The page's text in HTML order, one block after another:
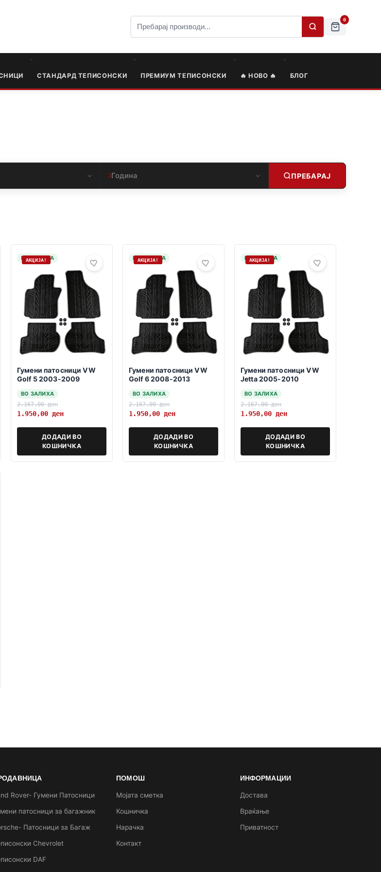
0
СТАНДАРД ТЕПИСОНСКИ ПРЕМИУМ ТЕПИСОНСКИ 🔥 НОВО 🔥 БЛОГ
3Година ПРЕБАРАЈ
НА ЗАЛИХА
АКЦИЈА!
Гумени патосници VW
Golf 5 2003-2009
ВО ЗАЛИХА
2.167,00ден
1.950,00 ден
ДОДАДИ ВО
КОШНИЧКА
НА ЗАЛИХА
АКЦИЈА!
Гумени патосници VW
Golf 6 2008-2013
ВО ЗАЛИХА
2.167,00ден
1.950,00 ден
ДОДАДИ ВО
КОШНИЧКА
НА ЗАЛИХА
АКЦИЈА!
Гумени патосници VW
Jetta 2005-2010
ВО ЗАЛИХА
2.167,00ден
1.950,00 ден
ДОДАДИ ВО
КОШНИЧКА
Rover- Гумени Патосници
патосници за багажник
Патосници за Багаж
Chevrolet
DAF
ПОМОШ
Мојата сметка
Кошничка
Нарачка
Контакт
ИНФОРМАЦИИ
Достава
Враќање
Приватност